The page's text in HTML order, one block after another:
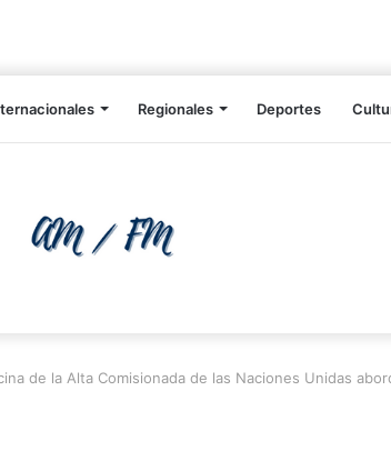
Regionales Deportes
de la Alta Comisionada de las Naciones Unidas